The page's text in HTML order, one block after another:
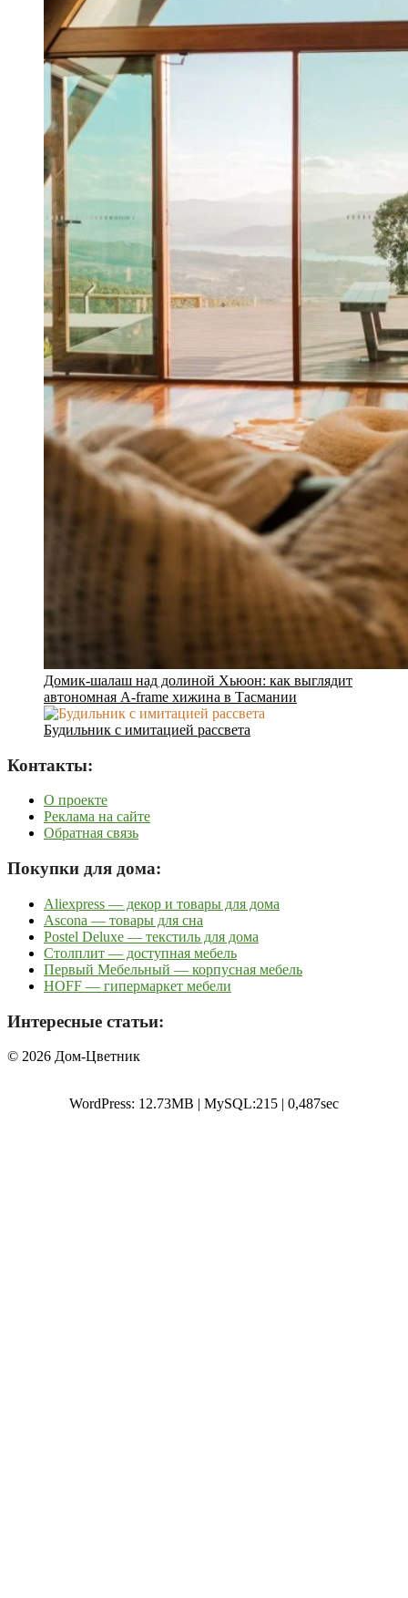
Домик-шалаш над долиной Хьюон: как выглядит
автономная A-frame хижина в Тасмании
Будильник с имитацией рассвета
Контакты:
О проекте
Реклама на сайте
Обратная связь
Покупки для дома:
Aliexpress — декор и товары для дома
Ascona — товары для сна
Postel Deluxe — текстиль для дома
Столплит — доступная мебель
Первый Мебельный — корпусная мебель
HOFF — гипермаркет мебели
Интересные статьи:
© 2026 Дом-Цветник
WordPress: 12.73MB | MySQL:215 | 0,487sec